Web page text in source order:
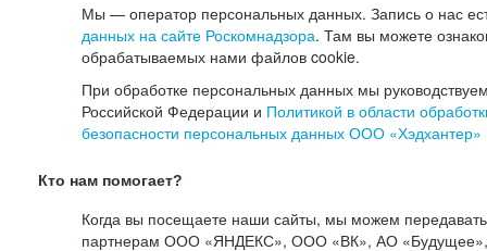
Мы — оператор персональных данных. Запись о нас
данных на сайте Роскомнадзора. Там вы можете
обрабатываемых нами файлов cookie.
При обработке персональных данных мы
Российской Федерации и Политикой в области
безопасности персональных данных ООО «Хэдхантер»
Кто нам помогает?
Когда вы посещаете наши сайты, мы можем
партнерам ООО «ЯНДЕКС», ООО «ВК», АО